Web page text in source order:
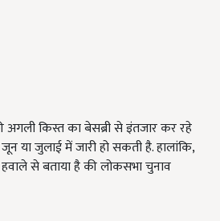
अगली किस्त का बेसब्री से इंतजार कर रहे
या जुलाई में जारी हो सकती है. हालांकि,
से बताया है की लोकसभा चुनाव